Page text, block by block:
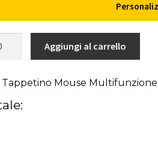
Aggiungi al carrello
Tappetino Mouse